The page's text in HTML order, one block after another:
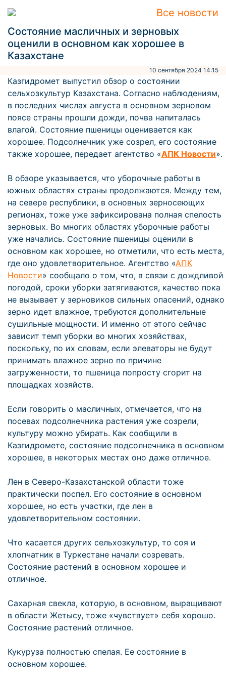
Все новости
Состояние масличных и зерновых
оценили в основном как хорошее в
Казахстане
10 сентября 2024 14:15
Казгидромет выпустил обзор о состоянии
сельхозкультур Казахстана. Согласно наблюдениям,
в последних числах августа в основном зерновом
поясе страны прошли дожди, почва напиталась
влагой. Состояние пшеницы оценивается как
хорошее. Подсолнечник уже созрел, его состояние
также хорошее, передает агентство «АПК Новости».
В обзоре указывается, что уборочные работы в
южных областях страны продолжаются. Между тем,
на севере республики, в основных зерносеющих
регионах, тоже уже зафиксирована полная спелость
зерновых. Во многих областях уборочные работы
уже начались. Состояние пшеницы оценили в
основном как хорошее, но отметили, что есть места,
где оно удовлетворительное. Агентство «АПК
Новости» сообщало о том, что, в связи с дождливой
погодой, сроки уборки затягиваются, качество пока
не вызывает у зерновиков сильных опасений, однако
зерно идет влажное, требуются дополнительные
сушильные мощности. И именно от этого сейчас
зависит темп уборки во многих хозяйствах,
поскольку, по их словам, если элеваторы не будут
принимать влажное зерно по причине
загруженности, то пшеница попросту сгорит на
площадках хозяйств.
Если говорить о масличных, отмечается, что на
посевах подсолнечника растения уже созрели,
культуру можно убирать. Как сообщили в
Казгидромете, состояние подсолнечника в основном
хорошее, в некоторых местах оно даже отличное.
Лен в Северо-Казахстанской области тоже
практически поспел. Его состояние в основном
хорошее, но есть участки, где лен в
удовлетворительном состоянии.
Что касается других сельхозкультур, то соя и
хлопчатник в Туркестане начали созревать.
Состояние растений в основном хорошее и
отличное.
Сахарная свекла, которую, в основном, выращивают
в области Жетысу, тоже «чувствует» себя хорошо.
Состояние растений отличное.
Кукуруза полностью спелая. Ее состояние в
основном хорошее.